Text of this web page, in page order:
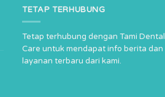
TETAP TERHUBUNG
Tetap terhubung dengan Tami Dental
Care untuk mendapat info berita dan
layanan terbaru dari kami.